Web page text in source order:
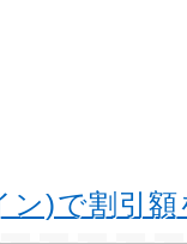
ン)で割引